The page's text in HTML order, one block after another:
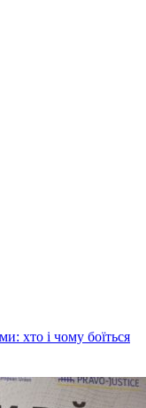
хто і чому боїться